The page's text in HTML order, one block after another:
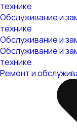
технике
Обслуживание и
технике
Обслуживание и
Обслуживание и
технике
Ремонт и